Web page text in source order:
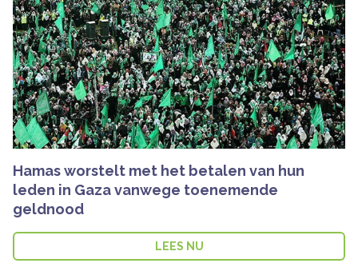
Hamas worstelt met het betalen van hun
leden in Gaza vanwege toenemende
geldnood
LEES NU